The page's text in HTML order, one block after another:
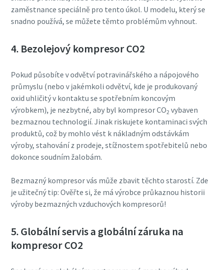
zaměstnance speciálně pro tento úkol. U modelu, který se
snadno používá, se můžete těmto problémům vyhnout.
4. Bezolejový kompresor CO2
Pokud působíte v odvětví potravinářského a nápojového
průmyslu (nebo v jakémkoli odvětví, kde je produkovaný
oxid uhličitý v kontaktu se spotřebním koncovým
výrobkem), je nezbytné, aby byl kompresor CO2 vybaven
bezmaznou technologií. Jinak riskujete kontaminaci svých
produktů, což by mohlo vést k nákladným odstávkám
výroby, stahování z prodeje, stížnostem spotřebitelů nebo
dokonce soudním žalobám.
Bezmazný kompresor vás může zbavit těchto starostí. Zde
je užitečný tip: Ověřte si, že má výrobce průkaznou historii
výroby bezmazných vzduchových kompresorů!
5. Globální servis a globální záruka na
kompresor CO2